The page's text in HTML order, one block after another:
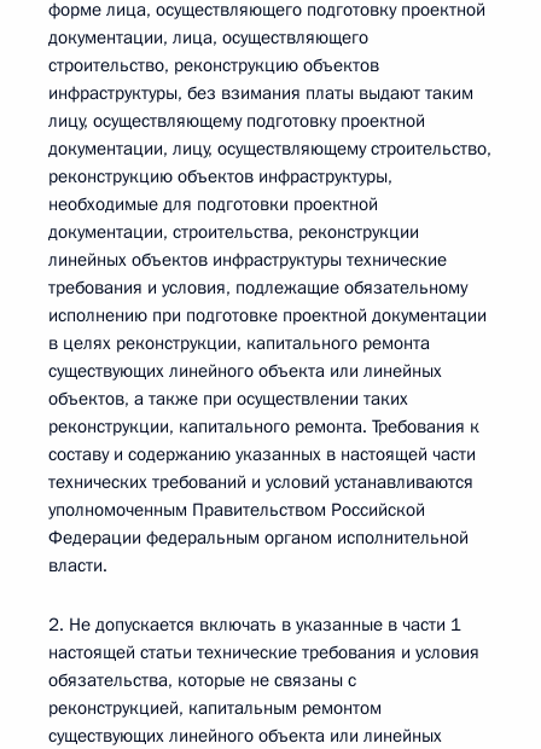
форме лица, осуществляющего подготовку проектной
документации, лица, осуществляющего
строительство, реконструкцию объектов
инфраструктуры, без взимания платы выдают таким
лицу, осуществляющему подготовку проектной
документации, лицу, осуществляющему строительство,
реконструкцию объектов инфраструктуры,
необходимые для подготовки проектной
документации, строительства, реконструкции
линейных объектов инфраструктуры технические
требования и условия, подлежащие обязательному
исполнению при подготовке проектной документации
в целях реконструкции, капитального ремонта
существующих линейного объекта или линейных
объектов, а также при осуществлении таких
реконструкции, капитального ремонта. Требования к
составу и содержанию указанных в настоящей части
технических требований и условий устанавливаются
уполномоченным Правительством Российской
Федерации федеральным органом исполнительной
власти.
2. Не допускается включать в указанные в части 1
настоящей статьи технические требования и условия
обязательства, которые не связаны с
реконструкцией, капитальным ремонтом
существующих линейного объекта или линейных